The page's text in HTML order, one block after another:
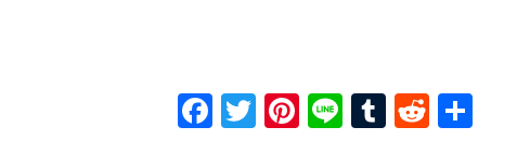
Facebook
Twitter
Pinterest
LineTumblr
Reddit